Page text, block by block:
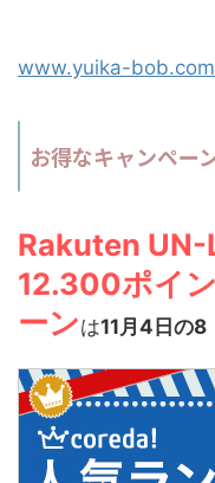
www.yuika-bob.com
お得なキャンペー
Rakuten UN-
12.300ポイ
ーンは11月4日の8